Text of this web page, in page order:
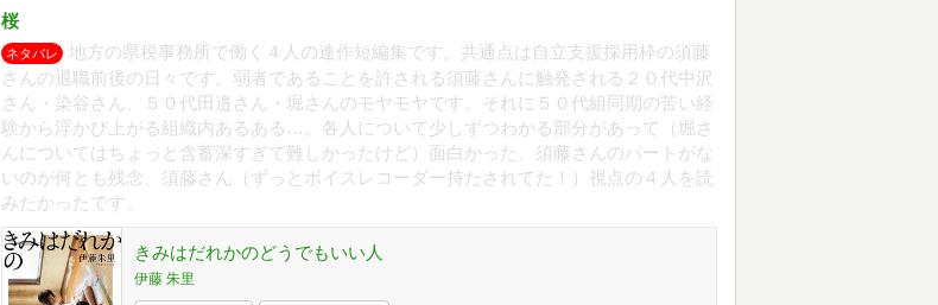
桜
ネタバレ
地方の県税事務所で働く４人の連作短編集です。共通点は自立支援採用枠の須藤
さんの退職前後の日々です。弱者であることを許される須藤さんに触発される２０代中沢
さん・染谷さん、５０代田邉さん・堀さんのモヤモヤです。それに５０代組同期の苦い経
験から浮かび上がる組織内あるある…。各人について少しずつわかる部分があって（堀さ
んについてはちょっと含蓄深すぎて難しかったけど）面白かった。須藤さんのパートがな
いのが何とも残念、須藤さん（ずっとボイスレコーダー持たされてた！）視点の４人を読
みたかったです。
きみはだれかのどうでもいい人
伊藤 朱里